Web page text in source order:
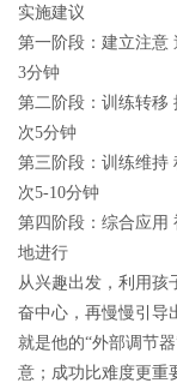
实施建议
第一阶段： 建立注意
3分钟
第二阶段： 训练转移
次5分钟
第三阶段： 训练维持
次5-10分钟
第四阶段： 综合应用
地进行
从兴趣出发，利用孩
奋中心，再慢慢引导
就是他的“外部调节
意；成功比难度更重